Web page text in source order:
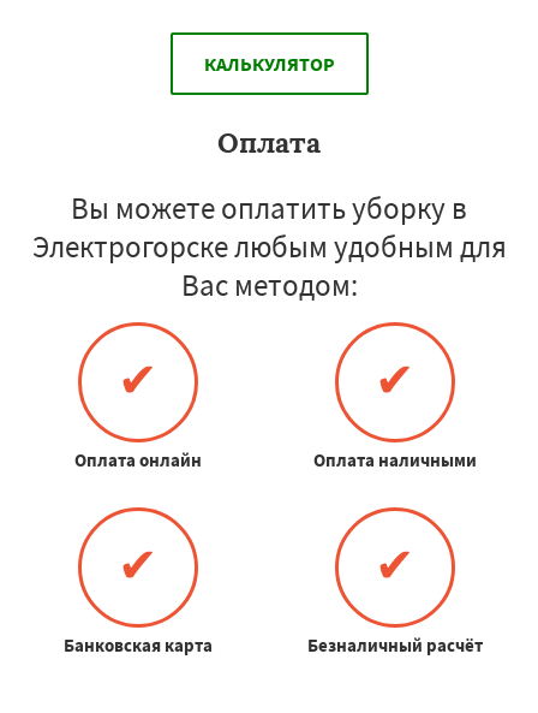
КАЛЬКУЛЯТОР
Оплата
Вы можете оплатить уборку в
Электрогорске любым удобным для
Вас методом:
✔
Оплата онлайн
✔
Оплата наличными
✔
Банковская карта
✔
Безналичный расчёт